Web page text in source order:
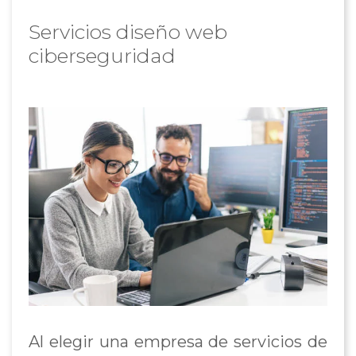
Servicios diseño web
ciberseguridad
Al elegir una empresa de servicios de